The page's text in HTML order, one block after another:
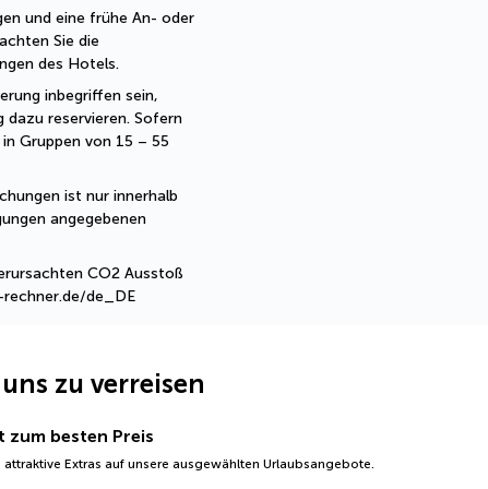
und eine frühe An- oder
Sie die
des Hotels.
inbegriffen sein,
dazu reservieren. Sofern
Gruppen von 15 – 55
ist nur innerhalb
angegebenen
CO2 Ausstoß
de_DE
zu verreisen
zum besten Preis
Extras auf unsere ausgewählten Urlaubsangebote.